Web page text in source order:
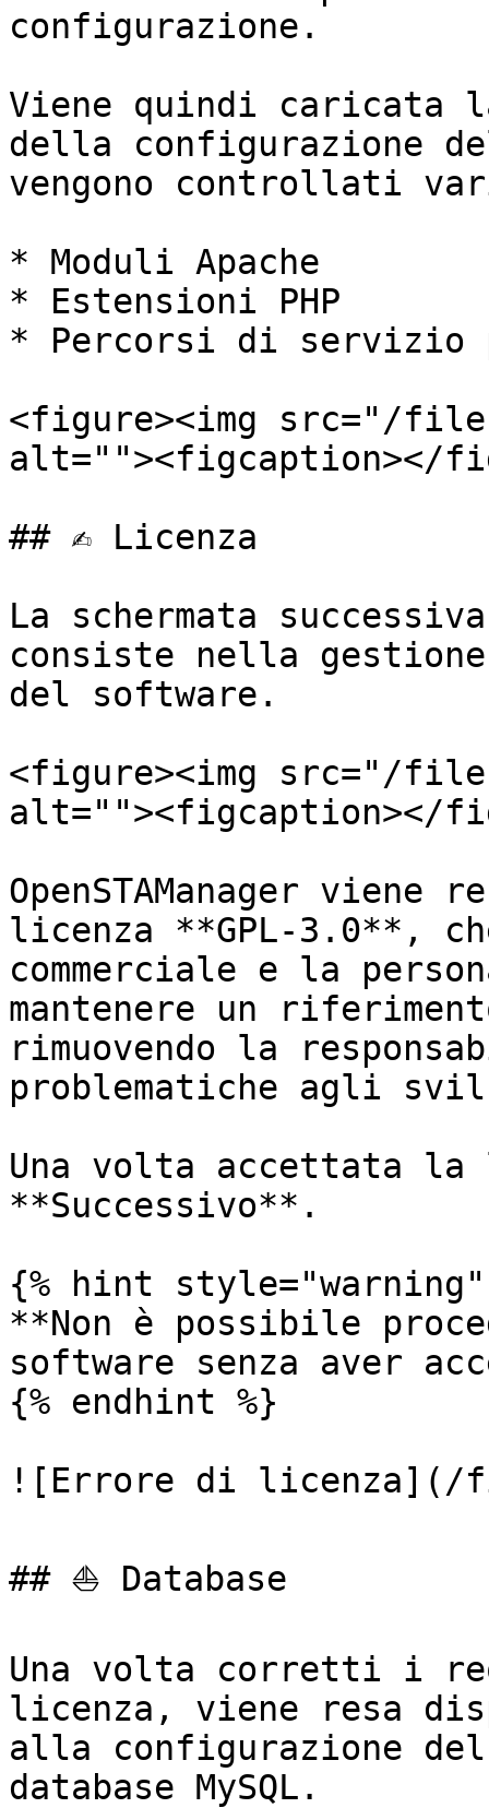
configurazione.
Viene quindi caricata
della configurazione
vengono controllati
* Moduli Apache
* Estensioni PHP
* Percorsi di servizio
<figure><img src="/files/
alt=""><figcaption></
## ✍️ Licenza
La schermata
consiste nella
del software.
<figure><img src="/files/
alt=""><figcaption></
OpenSTAManager
licenza **GPL-3.0**,
commerciale e la
mantenere un
rimuovendo la
problematiche agli
Una volta accettata
**Successivo**.
{% hint style="warning"
**Non è possibile
software senza aver
{% endhint %}
![Errore di licenza](/
## ⛵ Database
Una volta corretti i
licenza, viene resa
alla configurazione
database MySQL.